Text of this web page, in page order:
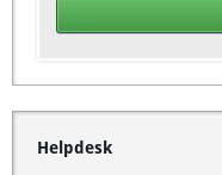
Helpdesk